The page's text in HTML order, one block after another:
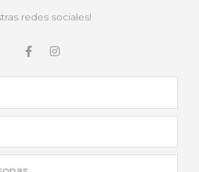
redes sociales!